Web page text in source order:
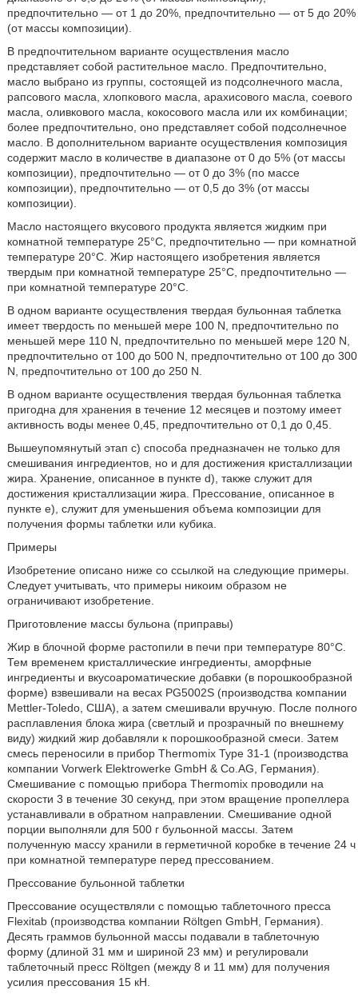
предпочтительно — от 1 до 20%, предпочтительно — от 5 до 20%
(от массы композиции).
В предпочтительном варианте осуществления масло
представляет собой растительное масло. Предпочтительно,
масло выбрано из группы, состоящей из подсолнечного масла,
рапсового масла, хлопкового масла, арахисового масла, соевого
масла, оливкового масла, кокосового масла или их комбинации;
более предпочтительно, оно представляет собой подсолнечное
масло. В дополнительном варианте осуществления композиция
содержит масло в количестве в диапазоне от 0 до 5% (от массы
композиции), предпочтительно — от 0 до 3% (по массе
композиции), предпочтительно — от 0,5 до 3% (от массы
композиции).
Масло настоящего вкусового продукта является жидким при
комнатной температуре 25°C, предпочтительно — при комнатной
температуре 20°C. Жир настоящего изобретения является
твердым при комнатной температуре 25°C, предпочтительно —
при комнатной температуре 20°C.
В одном варианте осуществления твердая бульонная таблетка
имеет твердость по меньшей мере 100 N, предпочтительно по
меньшей мере 110 N, предпочтительно по меньшей мере 120 N,
предпочтительно от 100 до 500 N, предпочтительно от 100 до 300
N, предпочтительно от 100 до 250 N.
В одном варианте осуществления твердая бульонная таблетка
пригодна для хранения в течение 12 месяцев и поэтому имеет
активность воды менее 0,45, предпочтительно от 0,1 до 0,45.
Вышеупомянутый этап c) способа предназначен не только для
смешивания ингредиентов, но и для достижения кристаллизации
жира. Хранение, описанное в пункте d), также служит для
достижения кристаллизации жира. Прессование, описанное в
пункте e), служит для уменьшения объема композиции для
получения формы таблетки или кубика.
Примеры
Изобретение описано ниже со ссылкой на следующие примеры.
Следует учитывать, что примеры никоим образом не
ограничивают изобретение.
Приготовление массы бульона (приправы)
Жир в блочной форме растопили в печи при температуре 80°C.
Тем временем кристаллические ингредиенты, аморфные
ингредиенты и вкусоароматические добавки (в порошкообразной
форме) взвешивали на весах PG5002S (производства компании
Mettler-Toledo, США), а затем смешивали вручную. После полного
расплавления блока жира (светлый и прозрачный по внешнему
виду) жидкий жир добавляли к порошкообразной смеси. Затем
смесь переносили в прибор Thermomix Type 31-1 (производства
компании Vorwerk Elektrowerke GmbH & Co.AG, Германия).
Смешивание с помощью прибора Thermomix проводили на
скорости 3 в течение 30 секунд, при этом вращение пропеллера
устанавливали в обратном направлении. Смешивание одной
порции выполняли для 500 г бульонной массы. Затем
полученную массу хранили в герметичной коробке в течение 24 ч
при комнатной температуре перед прессованием.
Прессование бульонной таблетки
Прессование осуществляли с помощью таблеточного пресса
Flexitab (производства компании Röltgen GmbH, Германия).
Десять граммов бульонной массы подавали в таблеточную
форму (длиной 31 мм и шириной 23 мм) и регулировали
таблеточный пресс Röltgen (между 8 и 11 мм) для получения
усилия прессования 15 кН.